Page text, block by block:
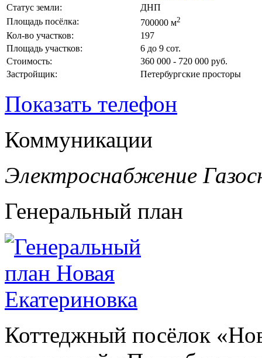
Статус земли:
ДНП
Площадь посёлка:
700000 м2
Кол-во участков:
197
Площадь участков:
6 до 9 сот.
Стоимость:
360 000 - 720 000 руб.
Застройщик:
Петербургские просторы
Показать телефон
Коммуникации
Электроснабжение
Генеральный план
Коттеджный посёлок